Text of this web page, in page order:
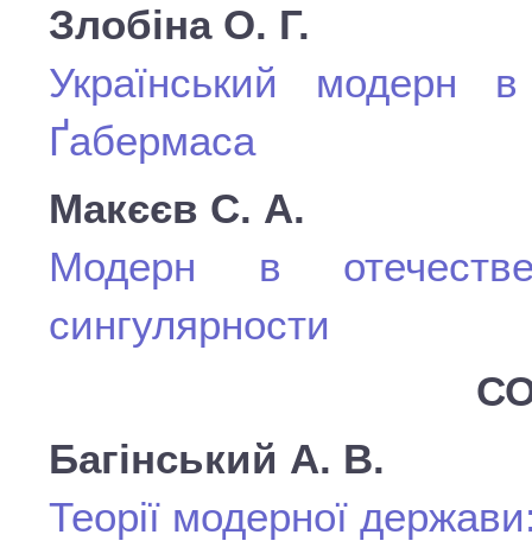
Злобіна О. Г.
Український модерн
Ґабермаса
Макєєв С. А.
Модерн в
сингулярности
Багінський А. В.
Теорії модерної